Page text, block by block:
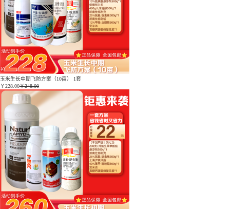
玉米生长中期飞防方案（10亩） 1套
￥228.00￥248.00